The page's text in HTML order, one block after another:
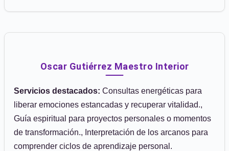
Oscar Gutiérrez Maestro Interior
Servicios destacados: Consultas energéticas para
liberar emociones estancadas y recuperar vitalidad.,
Guía espiritual para proyectos personales o momentos
de transformación., Interpretación de los arcanos para
comprender ciclos de aprendizaje personal.